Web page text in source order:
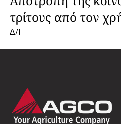
τρίτους από τον
Δ/Ι